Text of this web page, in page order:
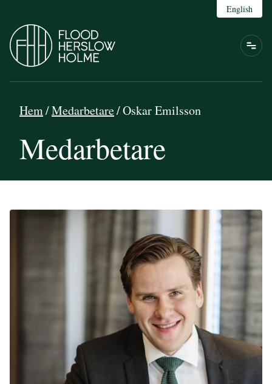
English
Hem/Medarbetare/Oskar Emilsson
Medarbetare